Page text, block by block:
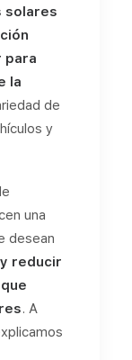
solares
para
la
de
y
una
desean
reducir
. A